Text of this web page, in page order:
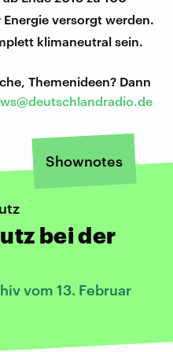
versorgt werden.
klimaneutral sein.
Themenideen? Dann
Shownotes
bei der
vom 13. Februar